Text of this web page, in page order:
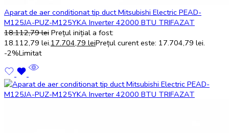
Aparat de aer conditionat tip duct Mitsubishi Electric PEAD-
M125JA-PUZ-M125YKA Inverter 42000 BTU TRIFAZAT
18.112,79lei Prețul inițial a fost:
18.112,79 lei.17.704,79 leiPrețul curent este: 17.704,79 lei.
-2%Limitat